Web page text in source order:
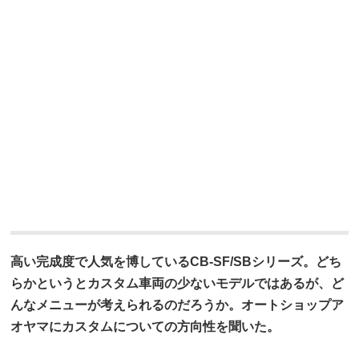
高い完成度で人気を博しているCB-SF/SBシリーズ。どち
らかというとカスタム車両の少ないモデルではあるが、ど
んなメニューが考えられるのだろうか。オートショップア
オヤマにカスタムについての方向性を聞いた。